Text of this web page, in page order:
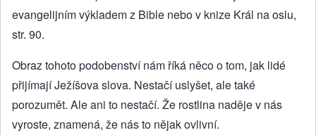
evangelijním výkladem z Bible nebo v knize Král na oslu,
str. 90.
Obraz tohoto podobenství nám říká něco o tom, jak lidé
přijímají Ježíšova slova. Nestačí uslyšet, ale také
porozumět. Ale ani to nestačí. Že rostlina naděje v nás
vyroste, znamená, že nás to nějak ovlivní.